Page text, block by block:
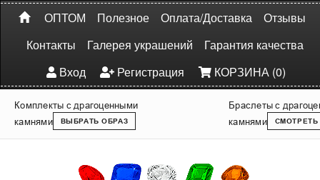
ОПТОМ Полезное Оплата/Доставка
Отзывы
Контакты
Галерея украшений
Гарантия качества
Вход
Регистрация КОРЗИНА (0)
Комплекты с драгоценными
камнями
ВЫБРАТЬ ОБРАЗ
Браслеты с
камнями
СМОТРЕТЬ